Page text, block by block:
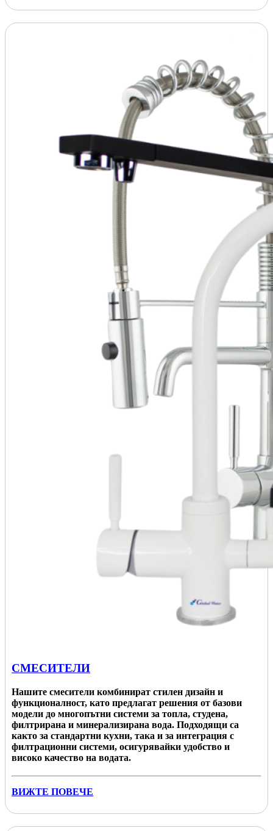
СМЕСИТЕЛИ
Нашите смесители комбинират стилен дизайн и
функционалност, като предлагат решения от базови
модели до многопътни системи за топла, студена,
филтрирана и минерализирана вода. Подходящи са
както за стандартни кухни, така и за интеграция с
филтрационни системи, осигурявайки удобство и
високо качество на водата.
ВИЖТЕ ПОВЕЧЕ